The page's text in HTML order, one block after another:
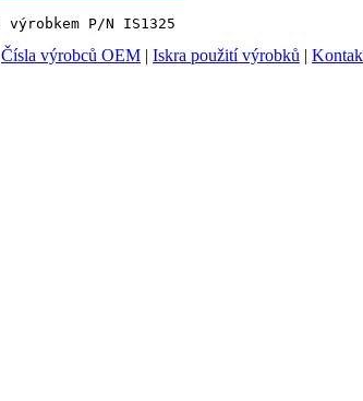
Čísla výrobců OEM | Iskra použití výrobků |